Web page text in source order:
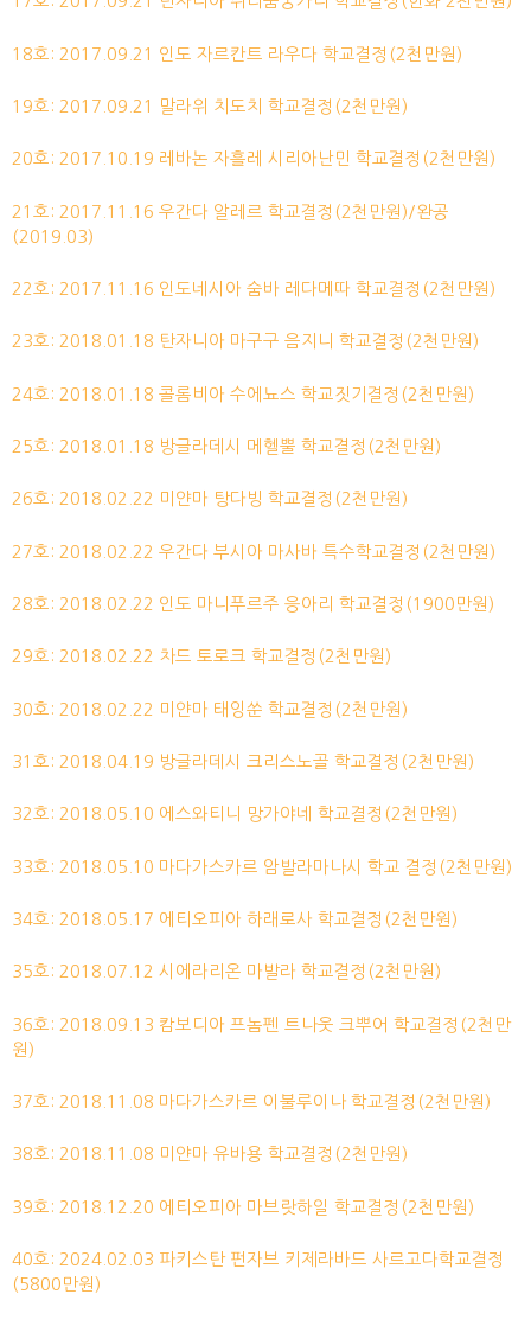
18호: 2017.09.21 인도 자르칸트 라우다 학교결정(2천만원)
19호: 2017.09.21 말라위 치도치 학교결정(2천만원)
20호: 2017.10.19 레바논 자흘레 시리아난민 학교결정(2천만원)
21호: 2017.11.16 우간다 알레르 학교결정(2천만원)/완공
(2019.03)
22호: 2017.11.16 인도네시아 숨바 레다메따 학교결정(2천만원)
23호: 2018.01.18 탄자니아 마구구 음지니 학교결정(2천만원)
24호: 2018.01.18 콜롬비아 수에뇨스 학교짓기결정(2천만원)
25호: 2018.01.18 방글라데시 메헬뿔 학교결정(2천만원)
26호: 2018.02.22 미얀마 탕다빙 학교결정(2천만원)
27호: 2018.02.22 우간다 부시아 마사바 특수학교결정(2천만원)
28호: 2018.02.22 인도 마니푸르주 응아리 학교결정(1900만원)
29호: 2018.02.22 차드 토로크 학교결정(2천만원)
30호: 2018.02.22 미얀마 태잉쑨 학교결정(2천만원)
31호: 2018.04.19 방글라데시 크리스노골 학교결정(2천만원)
32호: 2018.05.10 에스와티니 망가야네 학교결정(2천만원)
33호: 2018.05.10 마다가스카르 암발라마나시 학교 결정(2천만원)
34호: 2018.05.17 에티오피아 하래로사 학교결정(2천만원)
35호: 2018.07.12 시에라리온 마발라 학교결정(2천만원)
36호: 2018.09.13 캄보디아 프놈펜 트나웃 크뿌어 학교결정(2천만
원)
37호: 2018.11.08 마다가스카르 이불루이나 학교결정(2천만원)
38호: 2018.11.08 미얀마 유바용 학교결정(2천만원)
39호: 2018.12.20 에티오피아 마브랏하일 학교결정(2천만원)
40호: 2024.02.03 파키스탄 펀자브 키제라바드 사르고다학교결정
(5800만원)